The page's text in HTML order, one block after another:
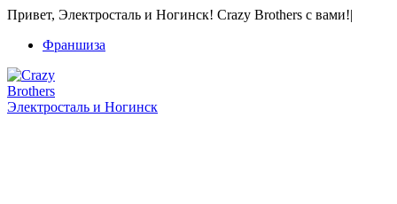
Привет, Электросталь и Ногинск! Crazy Brothers с вами!|
Франшиза
Электросталь и Ногинск